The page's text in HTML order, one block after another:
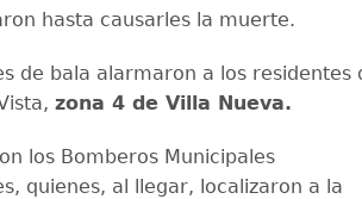
hasta causarles la muerte.
de bala alarmaron a los residentes
zona 4 de Villa Nueva.
los Bomberos Municipales
quienes, al llegar, localizaron a la